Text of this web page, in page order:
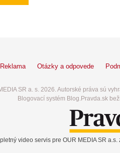
Reklama Otázky a odpovede
SR a. s. 2026. Autorské práva sú
Blogovací systém Blog.Pravda.sk
video servis pre OUR MEDIA SR a.s.